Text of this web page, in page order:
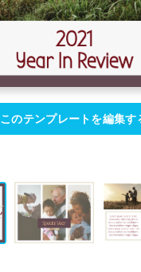
このテンプレートを編集す